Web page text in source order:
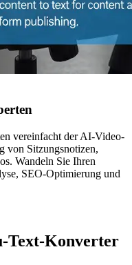
vereinfacht der AI-Video-
von Sitzungsnotizen,
Wandeln Sie Ihren
SEO-Optimierung und
Text-Konverter